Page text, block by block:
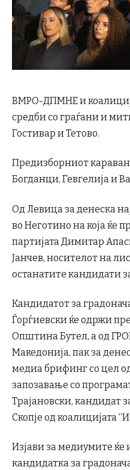
ВМРО-ДПМНЕ и
средби со граѓани и
Гостивар и Тетово.
Предизборниот
Богданци, Гевгелија и
Од Левица за денеска
во Неготино на која ќе
партијата Димитар
Јанчев, носителот на
останатите кандидати
Кандидатот за
Ѓорѓиевски ќе одржи
Општина Бутел, а од
Македонија, пак за
медиа брифинг со цел
запозавање со
Трајановски, кандидат
Скопје од коалицијата
Изјави за медиумите ќе
кандидатка за